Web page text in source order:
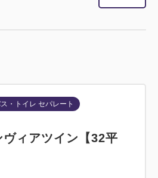
・トイレ セパレート
ヴィアツイン【32平